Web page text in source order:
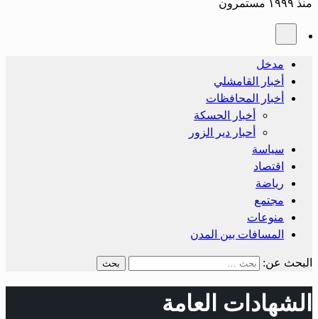
منذ ١٩٩٩ مستمرون
مدخل
أخبار القامشلي
أخبار المحافظات
أخبار الحسكة
أحبار دير الزور
سياسة
اقتصاد
رياضة
مجتمع
منوعات
المسافات بين المدن
البحث عن:
الشهادات العامة